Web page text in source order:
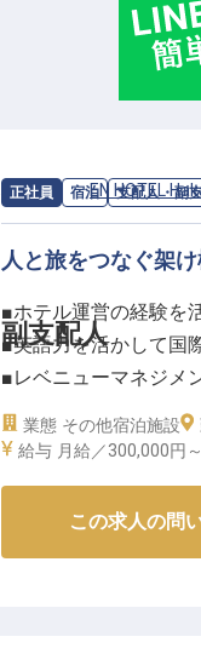
正社員 宿泊 支配人・副
副支配人
求人情報：EN HOTEL
人と旅をつなぐ架
■ホテル運営の経験を
■英語力を活かして国
■レベニューマネジメ
■チームビルディング
福岡・博多の中心に
業態 その他宿泊施設
給与 月給／300,000円～
この求人の問